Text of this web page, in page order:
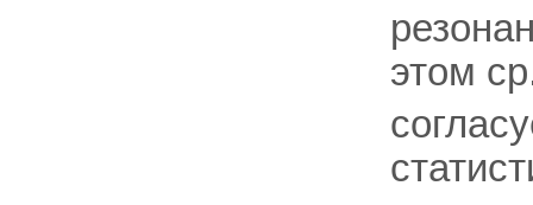
этом